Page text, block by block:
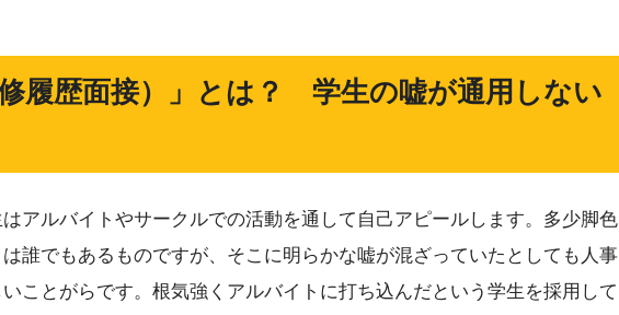
修履歴面接）」とは？ 学生の嘘が通用しない
アルバイトやサークルでの活動を通して自己アピールします。多少脚色
誰でもあるものですが、そこに明らかな嘘が混ざっていたとしても人事
ことがらです。根気強くアルバイトに打ち込んだという学生を採用して